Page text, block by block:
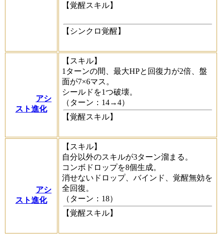
【覚醒スキル】
【シンクロ覚醒】
アシ
スト進化
【スキル】
1ターンの間、最大HPと回復力が2倍、盤
面が7×6マス。
シールドを1つ破壊。
（ターン：14→4）
【覚醒スキル】
アシ
スト進化
【スキル】
自分以外のスキルが3ターン溜まる。
コンボドロップを8個生成。
消せないドロップ、バインド、覚醒無効を
全回復。
（ターン：18）
【覚醒スキル】